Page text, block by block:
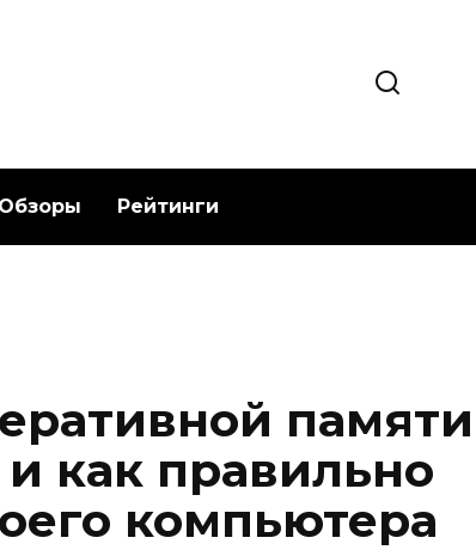
Обзоры Рейтинги
памяти
как правильно
компьютера